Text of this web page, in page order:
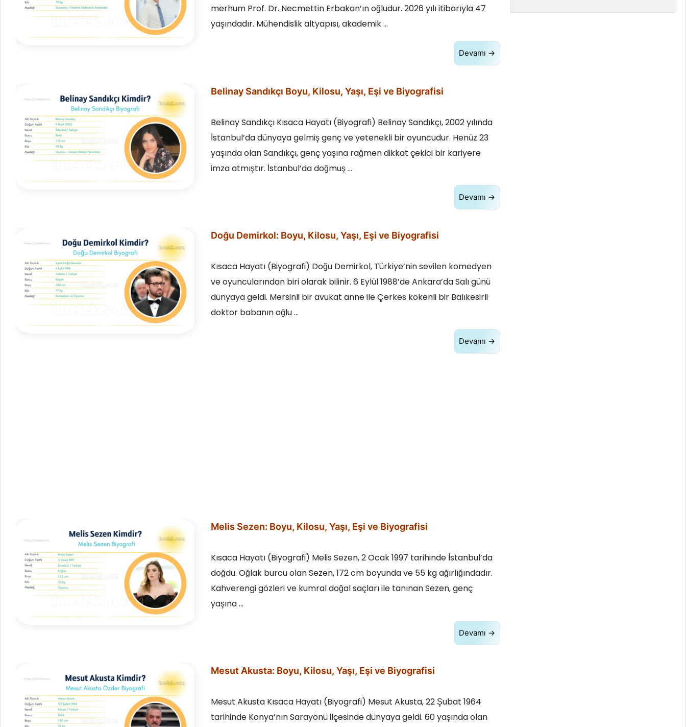
merhum Prof. Dr. Necmettin Erbakan’ın oğludur. 2026 yılı itibarıyla 47
yaşındadır. Mühendislik altyapısı, akademik …
Devamı →
Belinay Sandıkçı Boyu, Kilosu, Yaşı, Eşi ve Biyografisi
Belinay Sandıkçı Kısaca Hayatı (Biyografi) Belinay Sandıkçı, 2002 yılında
İstanbul’da dünyaya gelmiş genç ve yetenekli bir oyuncudur. Henüz 23
yaşında olan Sandıkçı, genç yaşına rağmen dikkat çekici bir kariyere
imza atmıştır. İstanbul’da doğmuş …
Devamı →
Doğu Demirkol: Boyu, Kilosu, Yaşı, Eşi ve Biyografisi
Kısaca Hayatı (Biyografi) Doğu Demirkol, Türkiye’nin sevilen komedyen
ve oyuncularından biri olarak bilinir. 6 Eylül 1988’de Ankara’da Salı günü
dünyaya geldi. Mersinli bir avukat anne ile Çerkes kökenli bir Balıkesirli
doktor babanın oğlu …
Devamı →
Melis Sezen: Boyu, Kilosu, Yaşı, Eşi ve Biyografisi
Kısaca Hayatı (Biyografi) Melis Sezen, 2 Ocak 1997 tarihinde İstanbul’da
doğdu. Oğlak burcu olan Sezen, 172 cm boyunda ve 55 kg ağırlığındadır.
Kahverengi gözleri ve kumral doğal saçları ile tanınan Sezen, genç
yaşına …
Devamı →
Mesut Akusta: Boyu, Kilosu, Yaşı, Eşi ve Biyografisi
Mesut Akusta Kısaca Hayatı (Biyografi) Mesut Akusta, 22 Şubat 1964
tarihinde Konya’nın Sarayönü ilçesinde dünyaya geldi. 60 yaşında olan